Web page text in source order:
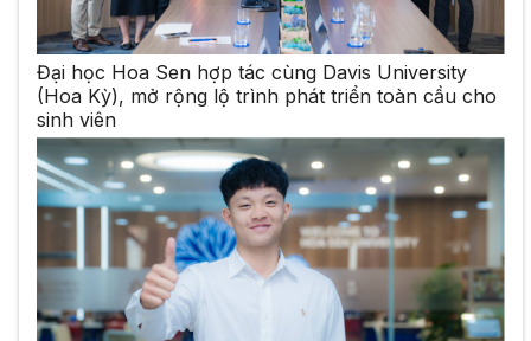
Đại học Hoa Sen hợp tác cùng Davis University
(Hoa Kỳ), mở rộng lộ trình phát triển toàn cầu cho
sinh viên